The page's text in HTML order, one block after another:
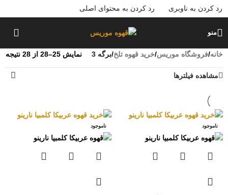
رد کردن به ناوبری رد کردن به محتوای اصلی
منو
خانه/فروشگاه موریس/خرید قهوه تلخ/برگه 3 نمایش 25–28 از 28 نتیجه
مشاهده فیلترها
ناموجود ناموجود